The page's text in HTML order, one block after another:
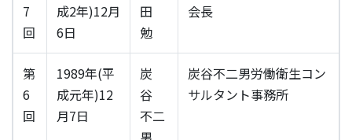
7
回
成2年)12月
6日
田
勉
会長
第
6
回
1989年(平
成元年)12
月7日
炭
谷
不二
炭谷不二男労働衛生コン
サルタント事務所